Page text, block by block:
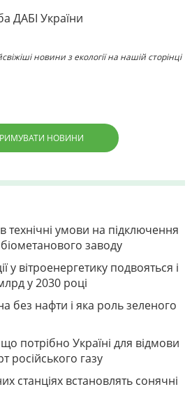
ДАБІ України
новини з екології на нашій сторінці
НОВИНИ
технічні умови на підключення
заводу
у вітроенергетику подвояться і
у 2030 році
без нафти і яка роль зеленого
потрібно Україні для відмови
російського газу
станціях встановлять сонячні